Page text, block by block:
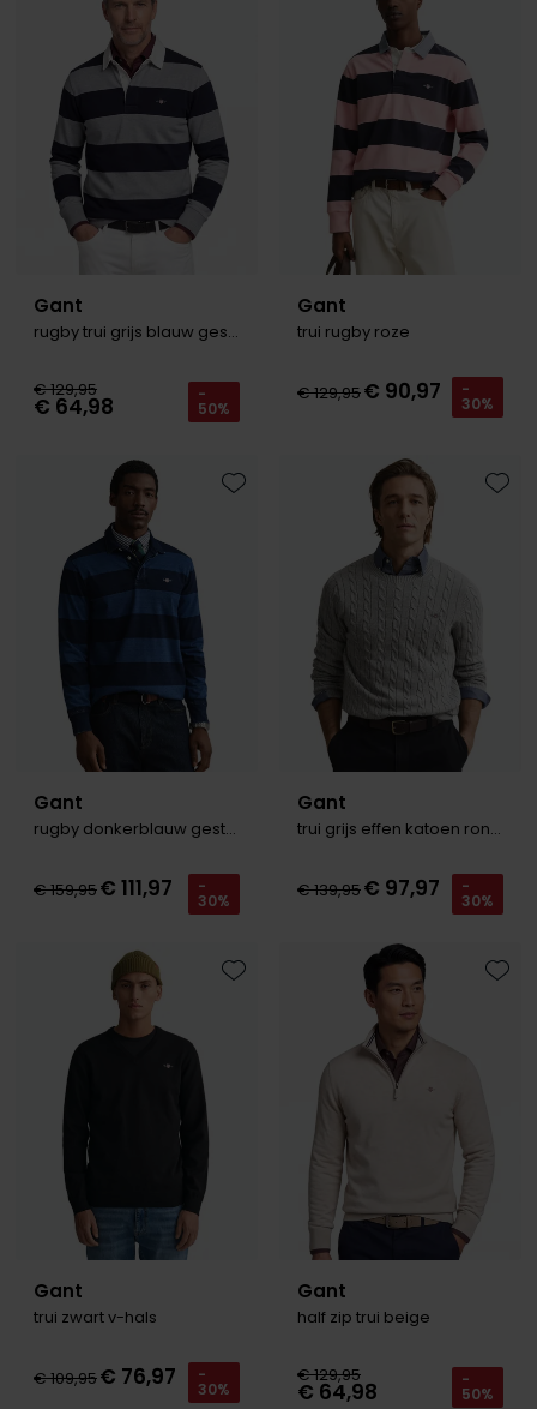
Gant
rugby trui grijs blauw gestreept
€ 129,95
€ 64,98 -
50%
Toevoegen aan favorieten
Gant
trui rugby roze
€ 129,95€ 90,97 -
30%
Gant
rugby donkerblauw gestreept
€ 159,95€ 111,97 -
30%
Toevoegen aan favorieten
Gant
trui grijs effen katoen ronde hals
€ 139,95€ 97,97 -
30%
Gant
trui zwart v-hals
€ 109,95€ 76,97 -
30%
Toevoegen aan favorieten
Gant
half zip trui beige
€ 129,95
€ 64,98 -
50%